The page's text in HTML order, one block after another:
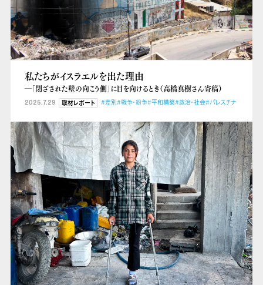
私たちがイスラエルを出た理由
―「閉ざされた壁の向こう側」に目を向けるとき（高橋真樹さん寄稿）
2025.7.29 取材レポート #差別#戦争・紛争#平和構築#政治・社会#パレスチナ